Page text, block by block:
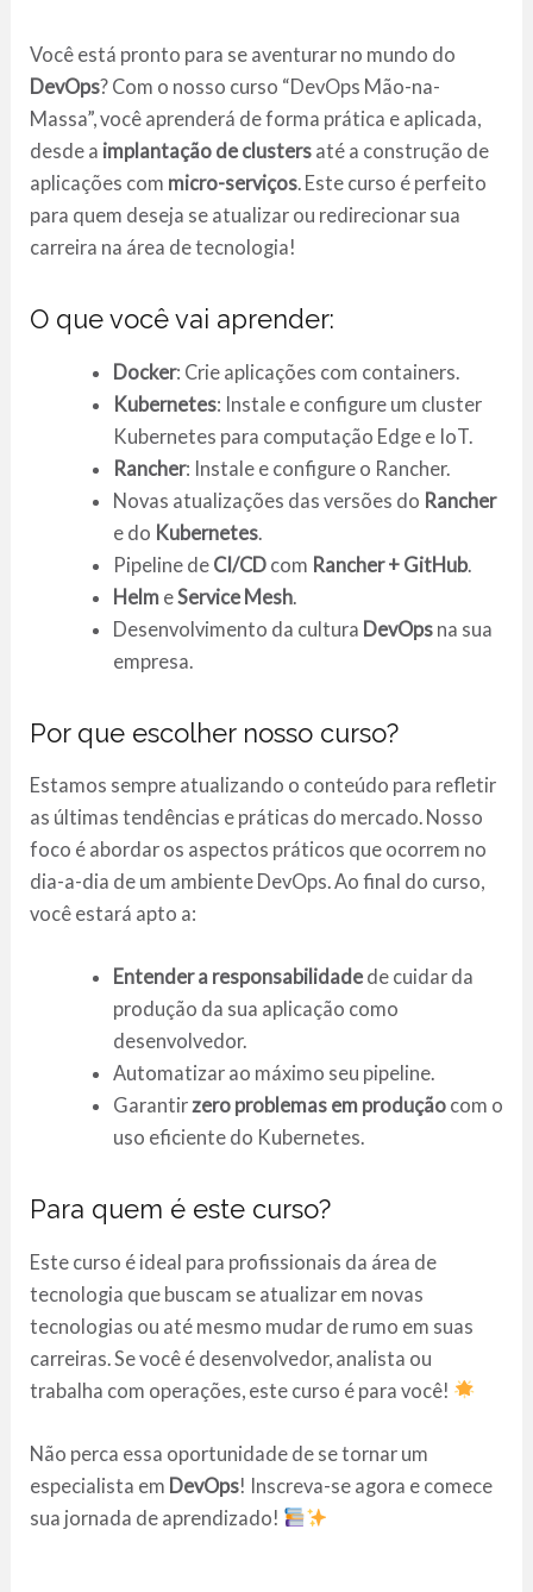
Você está pronto para se aventurar no mundo do
DevOps? Com o nosso curso “DevOps Mão-na-
Massa”, você aprenderá de forma prática e aplicada,
desde a implantação de clusters até a construção de
aplicações com micro-serviços. Este curso é perfeito
para quem deseja se atualizar ou redirecionar sua
carreira na área de tecnologia!
O que você vai aprender:
Docker: Crie aplicações com containers.
Kubernetes: Instale e configure um cluster
Kubernetes para computação Edge e IoT.
Rancher: Instale e configure o Rancher.
Novas atualizações das versões do Rancher
e do Kubernetes.
Pipeline de CI/CDcom Rancher + GitHub.
HelmeService Mesh.
Desenvolvimento da cultura DevOpsna sua
empresa.
Por que escolher nosso curso?
Estamos sempre atualizando o conteúdo para refletir
as últimas tendências e práticas do mercado. Nosso
foco é abordar os aspectos práticos que ocorrem no
dia-a-dia de um ambiente DevOps. Ao final do curso,
você estará apto a:
Entender a responsabilidadede cuidar da
produção da sua aplicação como
desenvolvedor.
Automatizar ao máximo seu pipeline.
Garantir zero problemas em produçãocom o
uso eficiente do Kubernetes.
Para quem é este curso?
Este curso é ideal para profissionais da área de
tecnologia que buscam se atualizar em novas
tecnologias ou até mesmo mudar de rumo em suas
carreiras. Se você é desenvolvedor, analista ou
trabalha com operações, este curso é para você!
Não perca essa oportunidade de se tornar um
especialista em DevOps! Inscreva-se agora e comece
sua jornada de aprendizado!